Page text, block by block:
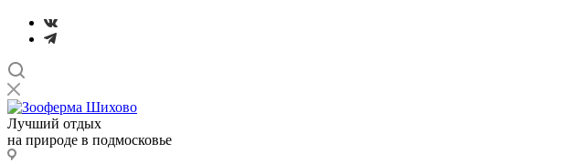
Лучший отдых
на природе в подмосковье